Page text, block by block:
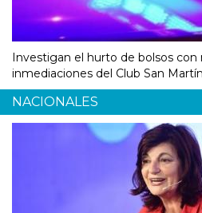
Investigan el hurto de bolsos con
inmediaciones del Club San Martín
NACIONALES